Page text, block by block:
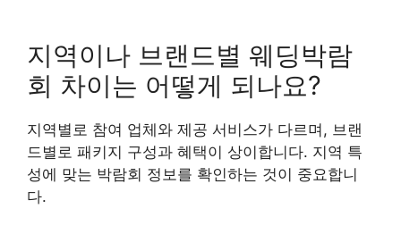
지역이나 브랜드별 웨딩박람
회 차이는 어떻게 되나요?
지역별로 참여 업체와 제공 서비스가 다르며, 브랜
드별로 패키지 구성과 혜택이 상이합니다. 지역 특
성에 맞는 박람회 정보를 확인하는 것이 중요합니
다.